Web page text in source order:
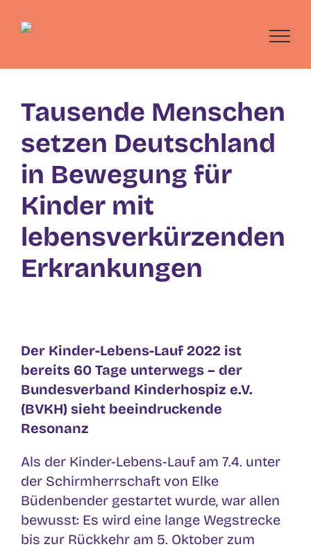
Tausende Menschen
setzen Deutschland
in Bewegung für
Kinder mit
lebensverkürzenden
Erkrankungen
Der Kinder-Lebens-Lauf 2022 ist
bereits 60 Tage unterwegs – der
Bundesverband Kinderhospiz e.V.
(BVKH) sieht beeindruckende
Resonanz
Als der Kinder-Lebens-Lauf am 7.4. unter
der Schirmherrschaft von Elke
Büdenbender gestartet wurde, war allen
bewusst: Es wird eine lange Wegstrecke
bis zur Rückkehr am 5. Oktober zum